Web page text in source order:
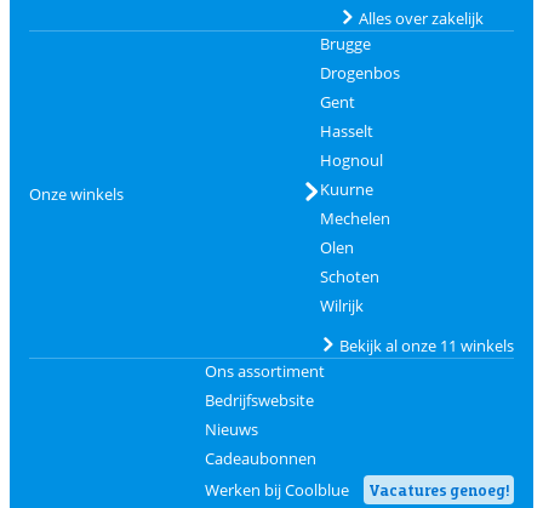
Alles over zakelijk
Onze winkels
Brugge
Drogenbos
Gent
Hasselt
Hognoul
Kuurne
Mechelen
Olen
Schoten
Wilrijk
Bekijk al onze 11 winkels
Ons assortiment
Bedrijfswebsite
Nieuws
Cadeaubonnen
Werken bij Coolblue
Vacatures genoeg!